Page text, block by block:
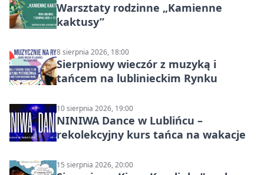
Warsztaty rodzinne „Kamienne
kaktusy”
8 sierpnia 2026, 18:00
Sierpniowy wieczór z muzyką i
tańcem na lublinieckim Rynku
10 sierpnia 2026, 19:00
NINIWA Dance w Lublińcu –
rekolekcyjny kurs tańca na wakacje
15 sierpnia 2026, 20:00